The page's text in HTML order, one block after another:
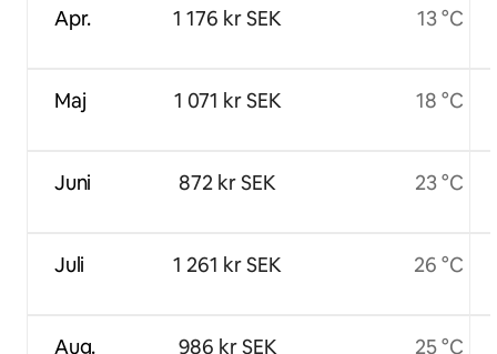
Apr.
Maj
Juni
Juli
Aug.
1 176 kr SEK
1 071 kr SEK
872 kr SEK
1 261 kr SEK
986 kr SEK
13 °C
18 °C
23 °C
26 °C
25 °C